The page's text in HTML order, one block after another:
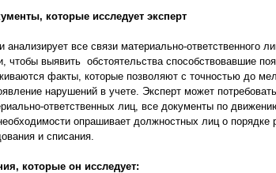
которые исследует эксперт
анализирует все связи материально-ответственного
чтобы выявить обстоятельства способствовавшие
факты, которые позволяют с точностью до
нарушений в учете. Эксперт может
ответственных лиц, все документы по
опрашивает должностных лиц о порядке
и списания.
которые он исследует: